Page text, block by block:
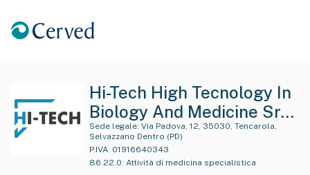
Hi-Tech High Tecnology In
Biology And Medicine Srl
Con Sigla "Hi - Tech Srl"
Sede legale:
Selvazzano Dentro (PD)
P.IVA: 01916640343
86.22.0: Attività di medicina specialistica